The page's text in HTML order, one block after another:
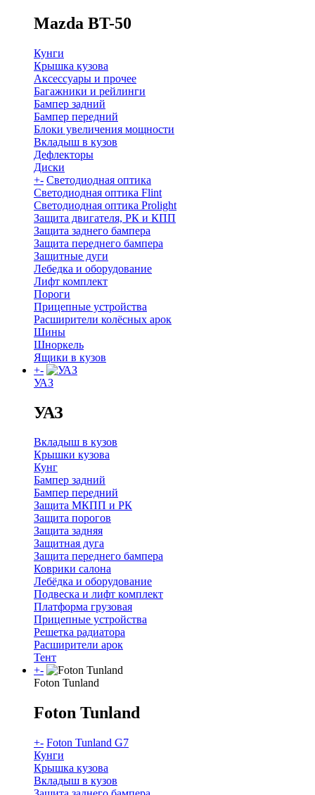
Mazda BT-50
Кунги
Крышка кузова
Аксессуары и прочее
Багажники и рейлинги
Бампер задний
Бампер передний
Блоки увеличения мощности
Вкладыш в кузов
Дефлекторы
Диски
+- Светодиодная оптика
Светодиодная оптика Flint
Светодиодная оптика Prolight
Защита двигателя, РК и КПП
Защита заднего бампера
Защита переднего бампера
Защитные дуги
Лебедка и оборудование
Лифт комплект
Пороги
Прицепные устройства
Расширители колёсных арок
Шины
Шноркель
Ящики в кузов
+-
УАЗ
УАЗ
Вкладыш в кузов
Крышки кузова
Кунг
Бампер задний
Бампер передний
Защита МКПП и РК
Защита порогов
Защита задняя
Защитная дуга
Защита переднего бампера
Коврики салона
Лебёдка и оборудование
Подвеска и лифт комплект
Платформа грузовая
Прицепные устройства
Решетка радиатора
Расширители арок
Тент
+-
Foton Tunland
Foton Tunland
+- Foton Tunland G7
Кунги
Крышка кузова
Вкладыш в кузов